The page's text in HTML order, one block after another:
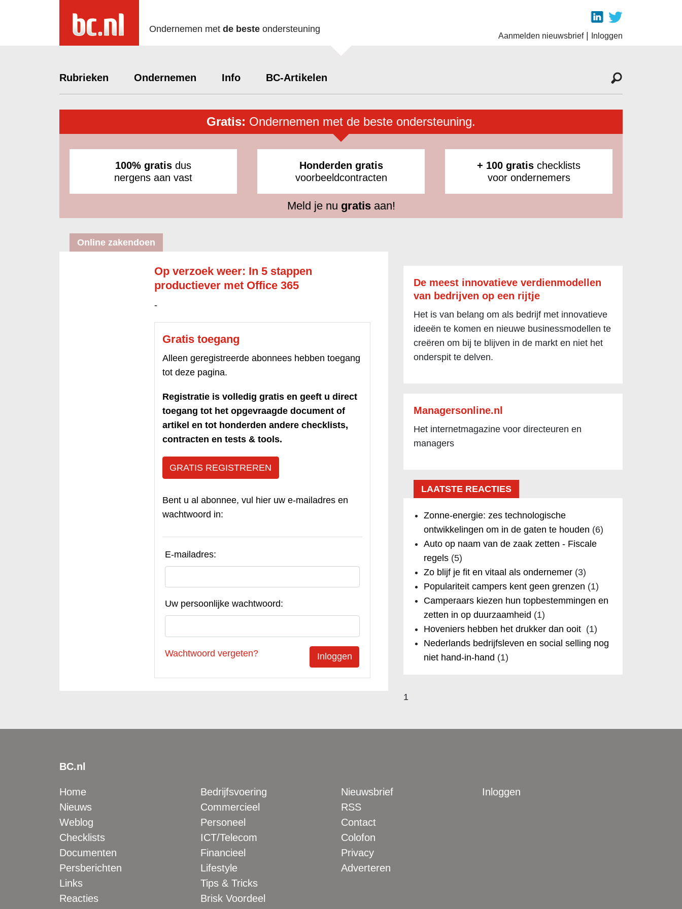
Ondernemen met de beste ondersteuning
Aanmelden nieuwsbrief| Inloggen
Rubrieken Ondernemen Info BC-Artikelen
Gratis: Ondernemen met de beste ondersteuning.
100% gratis dus
nergens aan vast
Honderden gratis
voorbeeldcontracten
+ 100 gratis checklists
voor ondernemers
Meld je nu gratisaan!
Online zakendoen
Op verzoek weer: In 5 stappen
productiever met Office 365
-
Gratis toegang
Alleen geregistreerde abonnees hebben toegang
tot deze pagina.
Registratie is volledig gratis en geeft u direct
toegang tot het opgevraagde document of
artikel en tot honderden andere checklists,
contracten en tests & tools.
GRATIS REGISTREREN
Bent u al abonnee, vul hier uw e-mailadres en
wachtwoord in:
E-mailadres:
Uw persoonlijke wachtwoord:
Wachtwoord vergeten?
De meest innovatieve verdienmodellen
van bedrijven op een rijtje
Het is van belang om als bedrijf met innovatieve
ideeën te komen en nieuwe businessmodellen te
creëren om bij te blijven in de markt en niet het
onderspit te delven.
Managersonline.nl
Het internetmagazine voor directeuren en
managers
LAATSTE REACTIES
Zonne-energie: zes technologische
ontwikkelingen om in de gaten te houden (6)
Auto op naam van de zaak zetten - Fiscale
regels(5)
Zo blijf je fit en vitaal als ondernemer(3)
Populariteit campers kent geen grenzen (1)
Camperaars kiezen hun topbestemmingen en
zetten in op duurzaamheid (1)
Hoveniers hebben het drukker dan ooit (1)
Nederlands bedrijfsleven en social selling nog
niet hand-in-hand (1)
1
BC.nl
Home
Nieuws
Weblog
Checklists
Documenten
Persberichten
Links
Reacties
Bedrijfsvoering
Commercieel
Personeel
ICT/Telecom
Financieel
Lifestyle
Tips & Tricks
Brisk Voordeel
Nieuwsbrief
RSS
Contact
Colofon
Privacy
Adverteren
Inloggen